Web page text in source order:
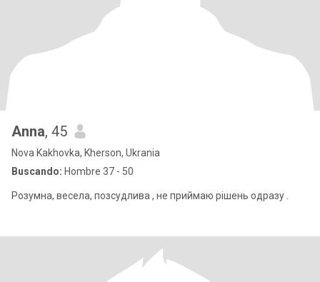
Anna, 45
Nova Kakhovka, Kherson, Ukrania
Buscando: Hombre 37 - 50
Розумна, весела, позсудлива , не приймаю рішень одразу .